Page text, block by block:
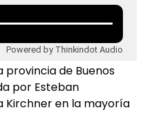
Powered by Thinkindot Audio
provincia de Buenos
por Esteban
Kirchner en la mayoría